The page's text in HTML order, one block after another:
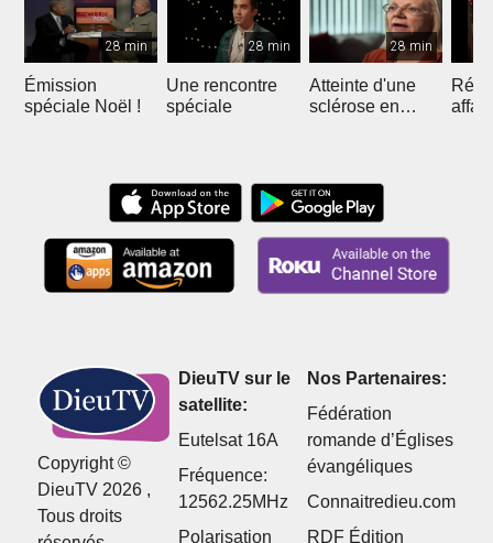
28 min
Émission
spéciale Noël !
28 min
Une rencontre
spéciale
28 min
Atteinte d'une
sclérose en
Copyright ©
DieuTV 2026 ,
Tous droits
DieuTV sur le
satellite:
Eutelsat 16A
Fréquence:
12562.25MHz
Polarisation
Nos Partenaires:
Fédération
romande d’Églises
évangéliques
Connaitredieu.com
RDF Édition